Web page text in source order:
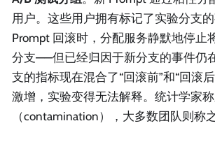
用户。这些用户拥有标记了实验分支
Prompt 回滚时，分配服务静默地停止
分支——但已经归因于新分支的事件仍
支的指标现在混合了“回滚前”和“回滚
激增，实验变得无法解释。统计学家
（contamination），大多数团队则称